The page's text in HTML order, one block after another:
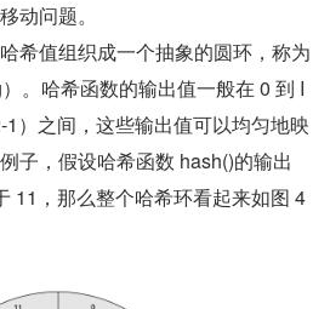
动问题。
希值组织成一个抽象的圆环，称为
。哈希函数的输出值一般在 0 到 I
）之间，这些输出值可以均匀地映
子，假设哈希函数 hash()的输出
11，那么整个哈希环看起来如图 4